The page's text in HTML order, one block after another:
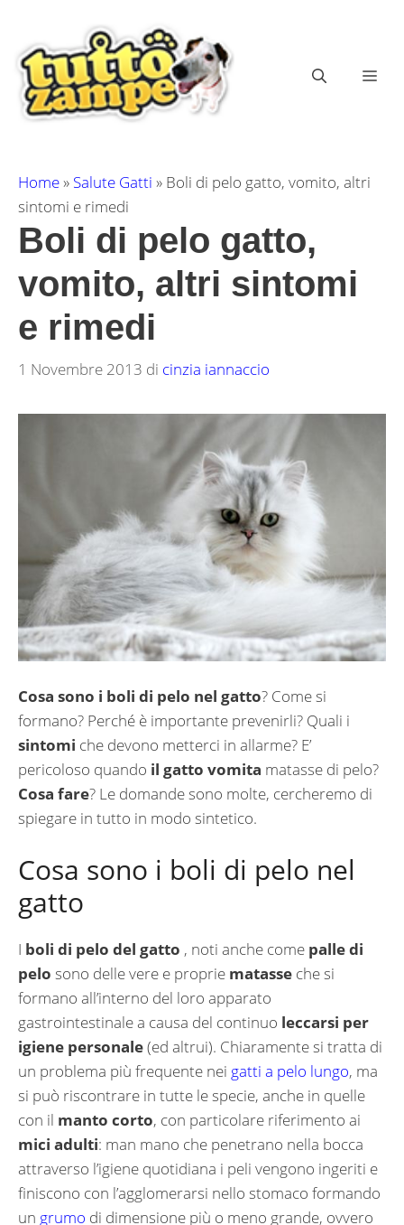
contenuto
Home» Salute Gatti » Boli di pelo gatto, vomito, altri
sintomi e rimedi
Boli di pelo gatto,
vomito, altri sintomi
e rimedi
1 Novembre 2013 di cinzia iannaccio
Cosa sono i boli di pelo nel gatto? Come si
formano? Perché è importante prevenirli? Quali i
sintomi che devono metterci in allarme? E’
pericoloso quando il gatto vomita matasse di pelo?
Cosa fare? Le domande sono molte, cercheremo di
spiegare in tutto in modo sintetico.
Cosa sono i boli di pelo nel
gatto
I boli di pelo del gatto , noti anche come palle di
pelo sono delle vere e proprie matasse che si
formano all’interno del loro apparato
gastrointestinale a causa del continuo leccarsi per
igiene personale(ed altrui). Chiaramente si tratta di
un problema più frequente nei gatti a pelo lungo, ma
si può riscontrare in tutte le specie, anche in quelle
con il manto corto, con particolare riferimento ai
mici adulti: man mano che penetrano nella bocca
attraverso l’igiene quotidiana i peli vengono ingeriti e
finiscono con l’agglomerarsi nello stomaco formando
un grumo di dimensione più o meno grande, ovvero